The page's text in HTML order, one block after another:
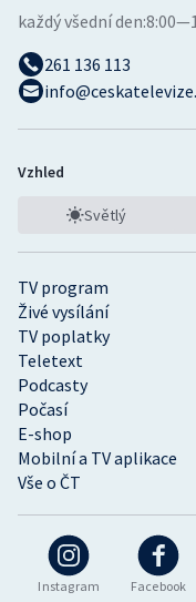
Instagram Facebook
TV program
Živé vysílání
TV poplatky
Teletext
Podcasty
Počasí
E-shop
Mobilní a TV aplikace
Vše o ČT
každý všední den:
261 136 113
Vzhled
Světlý